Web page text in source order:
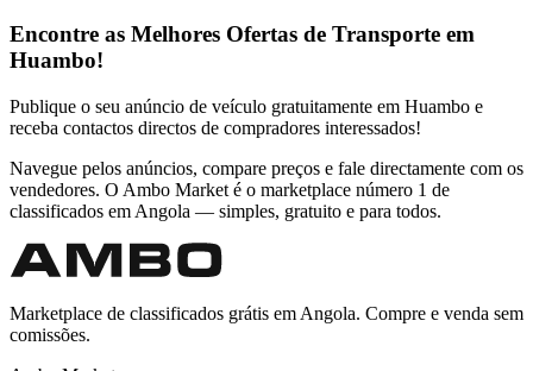
Encontre as Melhores Ofertas de Transporte em
Huambo!
Publique o seu anúncio de veículo gratuitamente em Huambo e
receba contactos directos de compradores interessados!
Navegue pelos anúncios, compare preços e fale directamente com os
vendedores. O Ambo Market é o marketplace número 1 de
classificados em Angola — simples, gratuito e para todos.
Marketplace de classificados grátis em Angola. Compre e venda sem
comissões.